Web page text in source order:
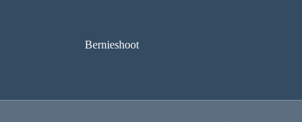
Bernieshoot